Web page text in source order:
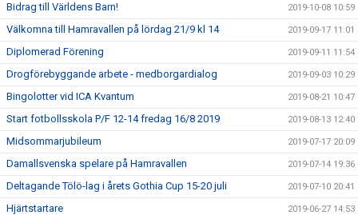
Bidrag till Världens Barn! 2019-10-08 10:59
Välkomna till Hamravallen på lördag 21/9 kl 14 2019-09-17 11:01
Diplomerad Förening 2019-09-11 11:54
Drogförebyggande arbete - medborgardialog 2019-09-03 10:29
Bingolotter vid ICA Kvantum 2019-08-21 10:47
Start fotbollsskola P/F 12-14 fredag 16/8 2019 2019-08-13 12:40
Midsommarjubileum 2019-07-17 20:09
Damallsvenska spelare på Hamravallen 2019-07-14 19:36
Deltagande Tölö-lag i årets Gothia Cup 15-20 juli 2019-07-10 20:41
Hjärtstartare 2019-06-27 14:53